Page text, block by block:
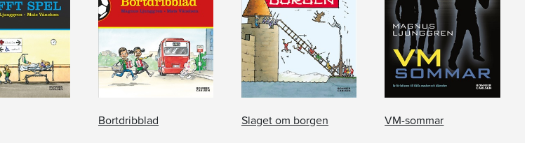
Bortdribblad Slaget om borgen VM-sommar